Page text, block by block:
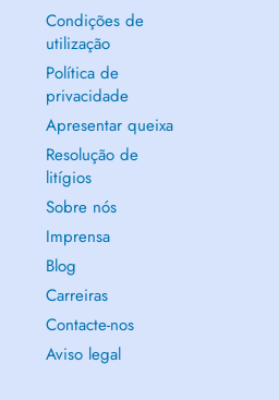
Condições de
utilização
Política de
privacidade
Apresentar queixa
Resolução de
litígios
Sobre nós
Imprensa
Blog
Carreiras
Contacte-nos
Aviso legal